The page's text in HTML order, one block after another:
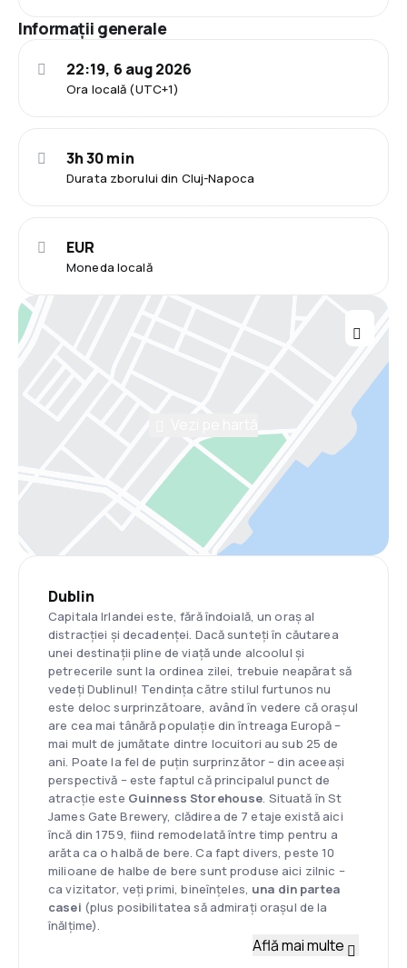
Informații generale
Ora locală (UTC+1)
22:19, 6 aug 2026
Durata zborului din Cluj-Napoca
3h 30 min
Moneda locală
EUR
Dublin
Capitala Irlandei este, fără îndoială, un oraș al
distracției și decadenței. Dacă sunteți în căutarea
unei destinații pline de viață unde alcoolul și
petrecerile sunt la ordinea zilei, trebuie neapărat să
vedeți Dublinul! Tendința către stilul furtunos nu
este deloc surprinzătoare, având în vedere că orașul
are cea mai tânără populație din întreaga Europă –
mai mult de jumătate dintre locuitori au sub 25 de
ani. Poate la fel de puțin surprinzător – din aceeași
perspectivă – este faptul că principalul punct de
atracție este Guinness Storehouse. Situată în St
James Gate Brewery, clădirea de 7 etaje există aici
încă din 1759, fiind remodelată între timp pentru a
arăta ca o halbă de bere. Ca fapt divers, peste 10
milioane de halbe de bere sunt produse aici zilnic –
ca vizitator, veți primi, bineînțeles, una din partea
casei (plus posibilitatea să admirați orașul de la
înălțime).
Află mai multe